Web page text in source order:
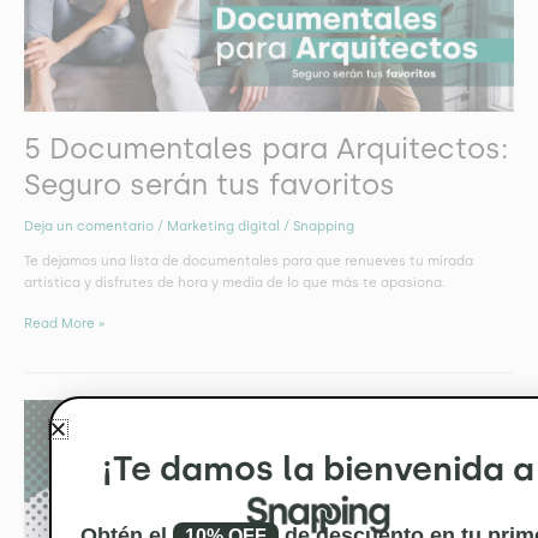
5 Documentales para Arquitectos:
Seguro serán tus favoritos
Deja un comentario / Marketing digital / Snapping
Te dejamos una lista de documentales para que renueves tu mirada
artística y disfrutes de hora y media de lo que más te apasiona.
Read More »
De
casas
a
hogares:
la
magia
¡Te damos la bienvenida a